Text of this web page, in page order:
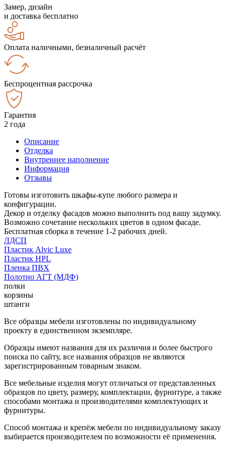
Замер, дизайн
и доставка бесплатно
Оплата наличными, безналичный расчёт
Беспроцентная рассрочка
Гарантия
2 года
Описание
Отделка
Внутреннее наполнение
Информация
Отзывы
Готовы изготовить шкафы-купе любого размера и
конфигурации.
Декор и отделку фасадов можно выполнить под вашу задумку.
Возможно сочетание нескольких цветов в одном фасаде.
Бесплатная сборка в течение 1-2 рабочих дней.
ЛДСП
Пластик Alvic Luxe
Пластик HPL
Пленка ПВХ
Полотно АГТ (МДФ)
полки
корзины
штанги
Все образцы мебели изготовлены по индивидуальному
проекту в единственном экземпляре.
Образцы имеют названия для их различия и более быстрого
поиска по сайту, все названия образцов не являются
зарегистрированным товарным знаком.
Все мебельные изделия могут отличаться от представленных
образцов по цвету, размеру, комплектации, фурнитуре, а также
способами монтажа и производителями комплектующих и
фурнитуры.
Способ монтажа и крепёж мебели по индивидуальному заказу
выбирается производителем по возможности её применения.